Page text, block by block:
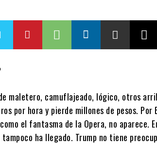
maletero, camuflajeado, lógico, otros
por hora y pierde millones de pesos. Por
el fantasma de la Opera, no aparece.
ha llegado. Trump no tiene